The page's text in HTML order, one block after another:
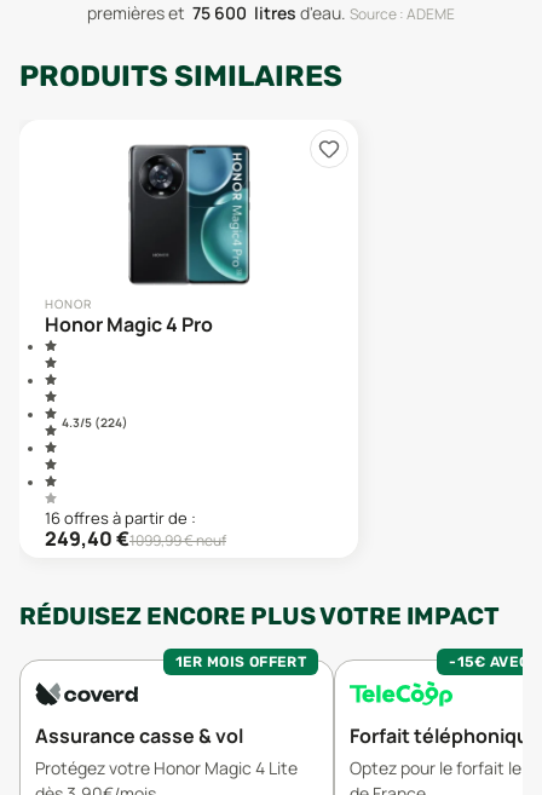
premièreset 75 600 litres d'eau. Source : ADEME
PRODUITS SIMILAIRES
HONOR
Honor Magic 4 Pro
4.3/5 (224)
16offresà partir de :
249,40€1099,99€ neuf
RÉDUISEZ ENCORE PLUS VOTRE IMPACT
1ER MOIS OFFERT
Assurance casse & vol
Protégez votre Honor Magic 4 Lite
-15€ AVEC
Forfait téléphonique
Optez pour le forfait le